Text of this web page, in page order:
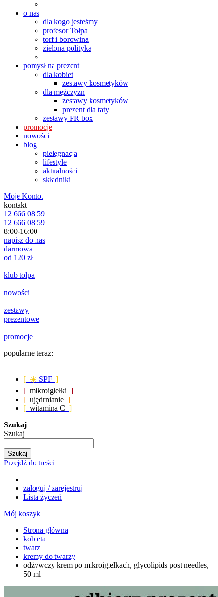
o nas
dla kogo jesteśmy
profesor Tołpa
torf i borowina
zielona polityka
pomysł na prezent
dla kobiet
zestawy kosmetyków
dla mężczyzn
zestawy kosmetyków
prezent dla taty
zestawy PR box
promocje
nowości
blog
pielęgnacja
lifestyle
aktualności
składniki
Moje Konto.
kontakt
12 666 08 59
12 666 08 59
8:00-16:00
napisz do nas
darmowa
od 120 zł
klub tołpa
nowości
zestawy
prezentowe
promocje
popularne teraz:
[ ☀️ SPF ]
[ mikroigiełki ]
[ ujędrnianie ]
[ witamina C ]
Szukaj
Szukaj
Szukaj
Przejdź do treści
zaloguj / zarejestruj
Lista życzeń
Mój koszyk
Strona główna
kobieta
twarz
kremy do twarzy
odżywczy krem po mikroigiełkach, glycolipids post needles,
50 ml